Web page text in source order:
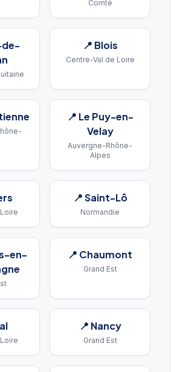
Comté
📍 Blois
Centre-Val de Loire
📍 Le Puy-en-
Velay
Auvergne-Rhône-
Alpes
📍Saint-Lô
Normandie
en-
📍 Chaumont
Grand Est
📍 Nancy
Grand Est